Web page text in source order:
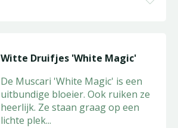
Witte Druifjes 'White Magic'
De Muscari 'White Magic' is een
uitbundige bloeier. Ook ruiken ze
heerlijk. Ze staan graag op een
lichte plek...